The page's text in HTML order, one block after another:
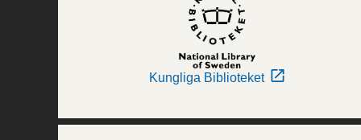
Kungliga Biblioteket